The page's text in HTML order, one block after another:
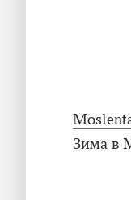
Зима в